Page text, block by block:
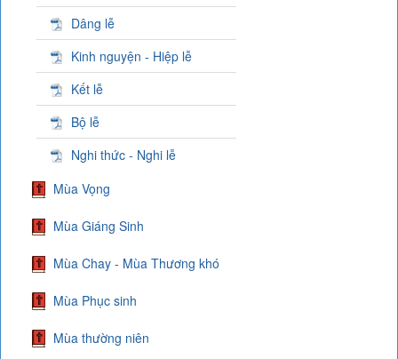
Dâng lễ
Kinh nguyện - Hiệp lễ
Kết lễ
Bộ lễ
Nghi thức - Nghi lễ
Mùa Vọng
Mùa Giáng Sinh
Mùa Chay - Mùa Thương khó
Mùa Phục sinh
Mùa thường niên